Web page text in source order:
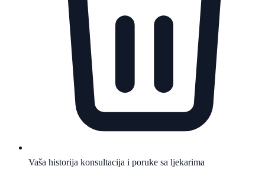
Vaša historija konsultacija i poruke sa ljekarima